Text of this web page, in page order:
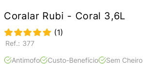
Coralar Rubi - Coral 3,6L
(1)
: 377
Antimofo Custo-Benefício Sem Cheiro